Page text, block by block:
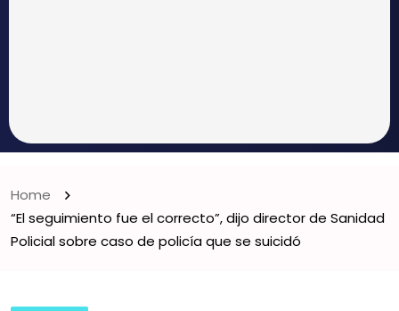
Home
“El seguimiento fue el correcto”, dijo director de Sanidad
Policial sobre caso de policía que se suicidó